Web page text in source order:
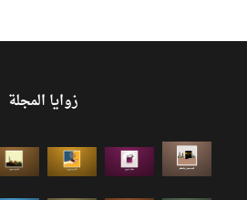
زوايا المجلة